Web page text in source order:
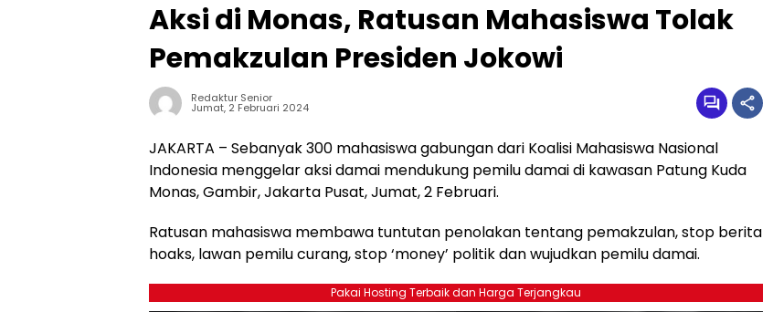
Aksi di Monas, Ratusan Mahasiswa Tolak
Pemakzulan Presiden Jokowi
Redaktur Senior
Jumat, 2 Februari 2024
JAKARTA – Sebanyak 300 mahasiswa gabungan dari Koalisi Mahasiswa Nasional
Indonesia menggelar aksi damai mendukung pemilu damai di kawasan Patung Kuda
Monas, Gambir, Jakarta Pusat, Jumat, 2 Februari.
Ratusan mahasiswa membawa tuntutan penolakan tentang pemakzulan, stop berita
hoaks, lawan pemilu curang, stop ‘money’ politik dan wujudkan pemilu damai.
Pakai Hosting Terbaik dan Harga Terjangkau